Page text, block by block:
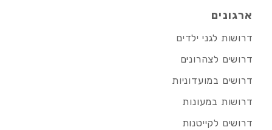
ארגונים
דרושות לגני ילדים
דרושים לצהרונים
דרושים במועדוניות
דרושות במעונות
דרושים לקייטנות